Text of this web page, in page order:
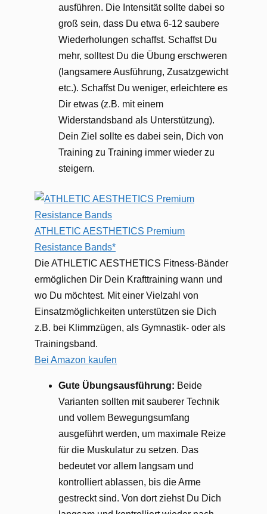
ausführen. Die Intensität sollte dabei so
groß sein, dass Du etwa 6-12 saubere
Wiederholungen schaffst. Schaffst Du
mehr, solltest Du die Übung erschweren
(langsamere Ausführung, Zusatzgewicht
etc.). Schaffst Du weniger, erleichtere es
Dir etwas (z.B. mit einem
Widerstandsband als Unterstützung).
Dein Ziel sollte es dabei sein, Dich von
Training zu Training immer wieder zu
steigern.
ATHLETIC AESTHETICS Premium
Resistance Bands*
Die ATHLETIC AESTHETICS Fitness-Bänder
ermöglichen Dir Dein Krafttraining wann und
wo Du möchtest. Mit einer Vielzahl von
Einsatzmöglichkeiten unterstützen sie Dich
z.B. bei Klimmzügen, als Gymnastik- oder als
Trainingsband.
Bei Amazon kaufen
Gute Übungsausführung: Beide
Varianten sollten mit sauberer Technik
und vollem Bewegungsumfang
ausgeführt werden, um maximale Reize
für die Muskulatur zu setzen. Das
bedeutet vor allem langsam und
kontrolliert ablassen, bis die Arme
gestreckt sind. Von dort ziehst Du Dich